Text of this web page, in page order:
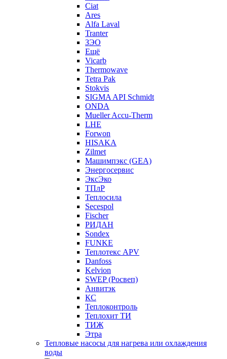
Ciat
Ares
Alfa Laval
Tranter
ЗЭО
Ещё
Vicarb
Thermowave
Tetra Pak
Stokvis
SIGMA API Schmidt
ONDA
Mueller Accu-Therm
LHE
Forwon
HISAKA
Zilmet
Машимпэкс (GEA)
Энергосервис
ЭксЭко
ТПлР
Теплосила
Secespol
Fischer
РИДАН
Sondex
FUNKE
Теплотекс APV
Danfoss
Kelvion
SWEP (Росвеп)
Анвитэк
КС
Теплоконтроль
Теплохит ТИ
ТИЖ
Этра
Тепловые насосы для нагрева или охлаждения
воды